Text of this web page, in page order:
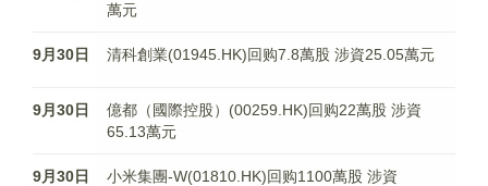
萬元
9月30日 清科創業(01945.HK)回购7.8萬股 涉資25.05萬元
9月30日
億都（國際控股）(00259.HK)回购22萬股 涉資
65.13萬元
9月30日
小米集團-W(01810.HK)回购1100萬股 涉資